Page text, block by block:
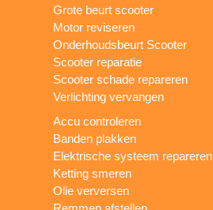
Grote beurt scooter
Motor reviseren
Onderhoudsbeurt Scooter
Scooter reparatie
Scooter schade repareren
Verlichting vervangen
Accu controleren
Banden plakken
Elektrische systeem repareren
Ketting smeren
Olie verversen